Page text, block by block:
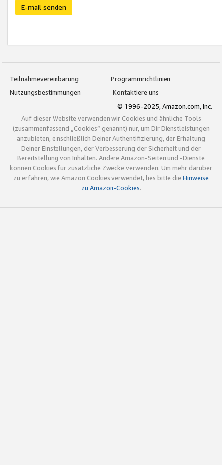
E-mail senden
Teilnahmevereinbarung
Programmrichtlinien
Nutzungsbestimmungen
Kontaktiere uns
© 1996-2025, Amazon.com, Inc.
Auf dieser Website verwenden wir Cookies und ähnliche Tools
(zusammenfassend „Cookies“ genannt) nur, um Dir Dienstleistungen
anzubieten, einschließlich Deiner Authentifizierung, der Erhaltung
Deiner Einstellungen, der Verbesserung der Sicherheit und der
Bereitstellung von Inhalten. Andere Amazon-Seiten und -Dienste
können Cookies für zusätzliche Zwecke verwenden. Um mehr darüber
zu erfahren, wie Amazon Cookies verwendet, lies bitte die Hinweise
zu Amazon-Cookies.